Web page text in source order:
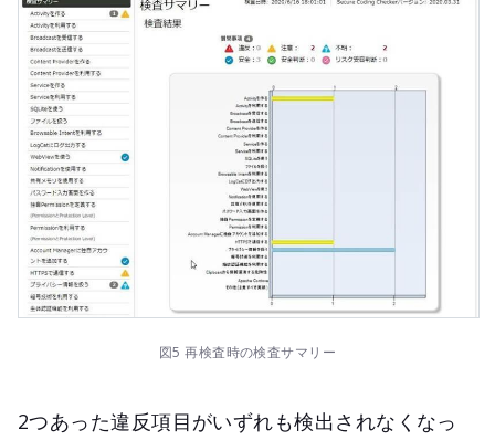
図5 再検査時の検査サマリー
2つあった違反項目がいずれも検出されなくなっ